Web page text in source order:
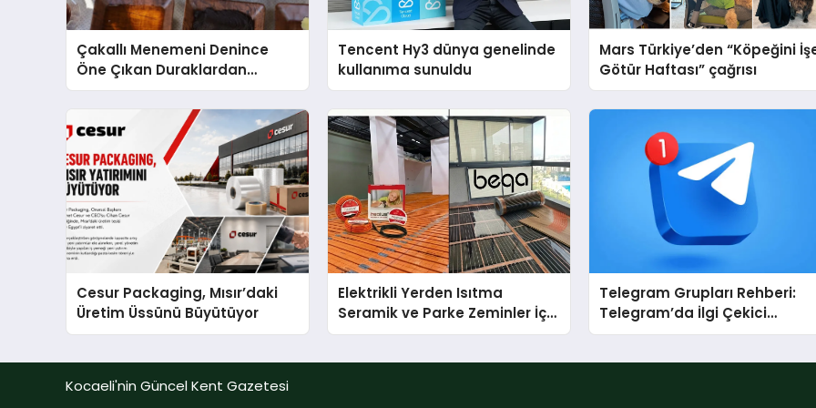
Çakallı Menemeni Denince
Öne Çıkan Duraklardan
Aytaçoğlu Menemen
Tencent Hy3 dünya genelinde
kullanıma sunuldu
Mars Türkiye’den “Köpeğini
Götür Haftası” çağrısı
Cesur Packaging, Mısır’daki
Üretim Üssünü Büyütüyor
Elektrikli Yerden Isıtma
Seramik ve Parke Zeminler İçin
En Verimli Çözümler
Telegram Grupları Rehberi:
Telegram’da İlgi Çekici
Topluluklar Nasıl Bulunur?
Kocaeli'nin Güncel Kent Gazetesi